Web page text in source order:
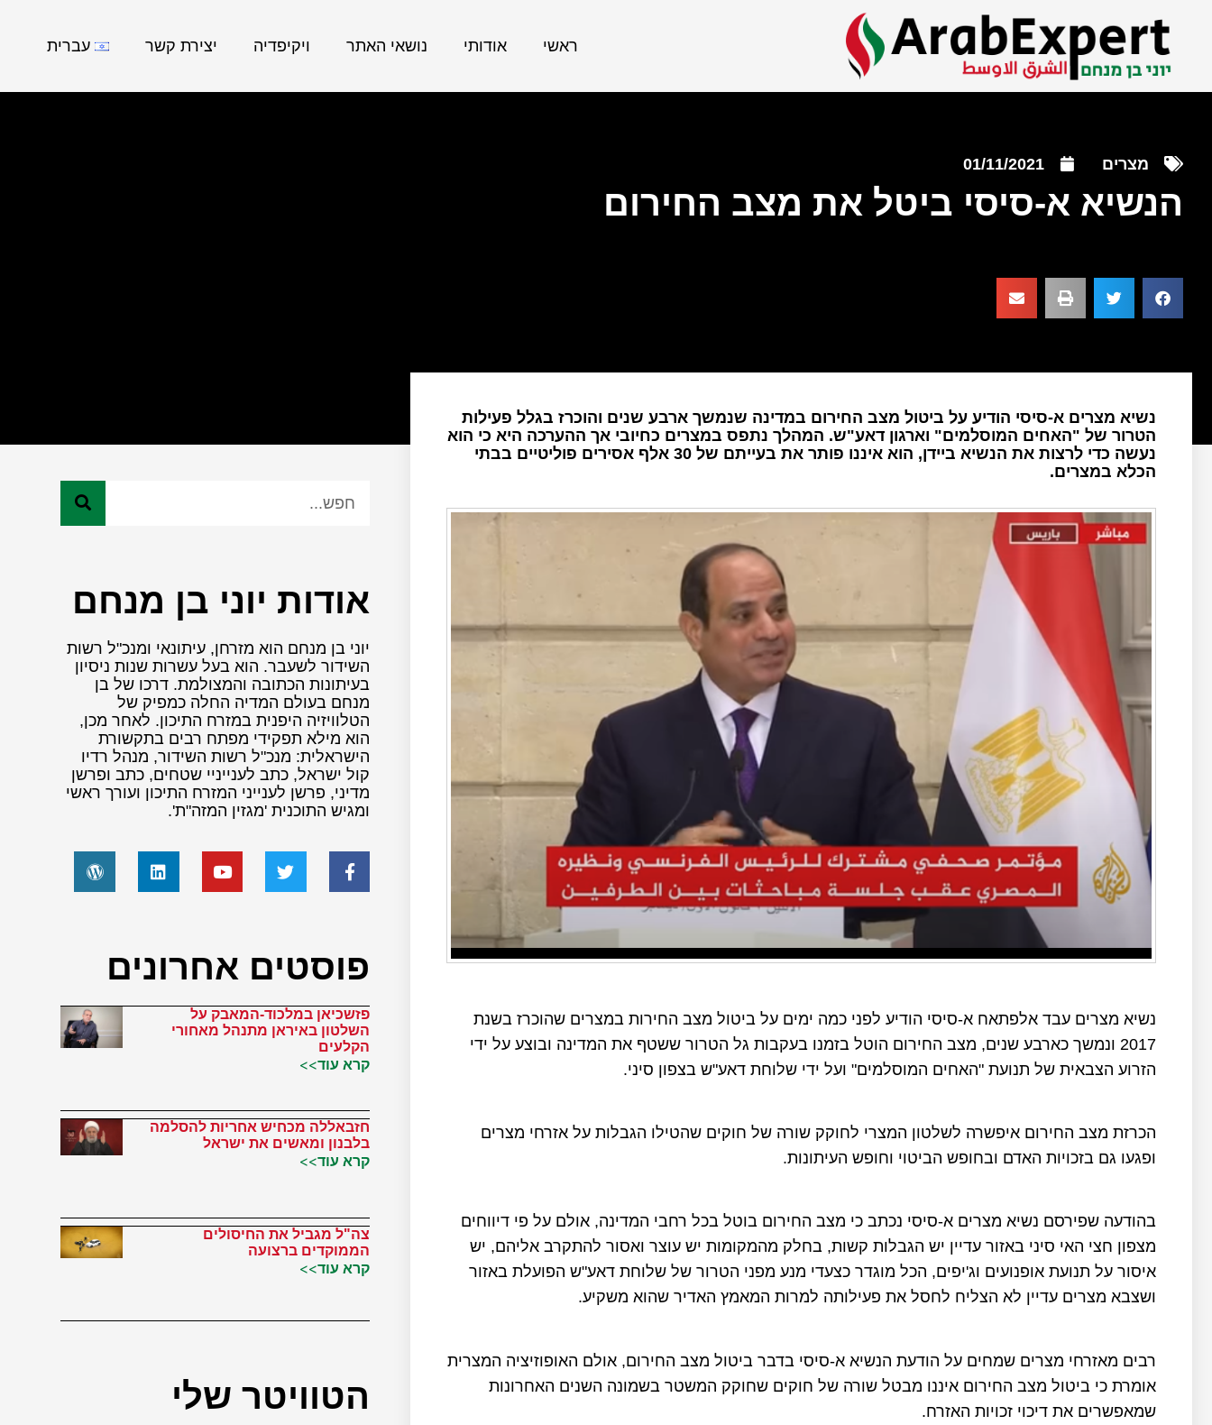
ראשי אודותי נושאי האתר ויקיפדיה יצירת קשר עברית
מצרים 01/11/2021
הנשיא א-סיסי ביטל את מצב החירום
נשיא מצרים א-סיסי הודיע על ביטול מצב החירום במדינה שנמשך ארבע שנים והוכרז בגלל פעילות
הטרור של "האחים המוסלמים" וארגון דאע"ש. המהלך נתפס במצרים כחיובי אך ההערכה היא כי הוא
נעשה כדי לרצות את הנשיא ביידן, הוא איננו פותר את בעייתם של 30 אלף אסירים פוליטיים בבתי
הכלא במצרים.
נשיא מצרים עבד אלפתאח א-סיסי הודיע לפני כמה ימים על ביטול מצב החירות במצרים שהוכרז בשנת
2017 ונמשך כארבע שנים, מצב החירום הוטל בזמנו בעקבות גל הטרור ששטף את המדינה ובוצע על ידי
הזרוע הצבאית של תנועת "האחים המוסלמים" ועל ידי שלוחת דאע"ש בצפון סיני.
הכרזת מצב החירום איפשרה לשלטון המצרי לחוקק שורה של חוקים שהטילו הגבלות על אזרחי מצרים
ופגעו גם בזכויות האדם ובחופש הביטוי וחופש העיתונות.
בהודעה שפירסם נשיא מצרים א-סיסי נכתב כי מצב החירום בוטל בכל רחבי המדינה, אולם על פי דיווחים
מצפון חצי האי סיני באזור עדיין יש הגבלות קשות, בחלק מהמקומות יש עוצר ואסור להתקרב אליהם, יש
איסור על תנועת אופנועים וג'יפים, הכל מוגדר כצעדי מנע מפני הטרור של שלוחת דאע"ש הפועלת באזור
ושצבא מצרים עדיין לא הצליח לחסל את פעילותה למרות המאמץ האדיר שהוא משקיע.
רבים מאזרחי מצרים שמחים על הודעת הנשיא א-סיסי בדבר ביטול מצב החירום, אולם האופוזיציה המצרית
אומרת כי ביטול מצב החירום איננו מבטל שורה של חוקים שחוקק המשטר בשמונה השנים האחרונות
שמאפשרים את דיכוי זכויות האזרח.
אודות יוני בן מנחם
יוני בן מנחם הוא מזרחן, עיתונאי ומנכ"ל רשות
השידור לשעבר. הוא בעל עשרות שנות ניסיון
בעיתונות הכתובה והמצולמת. דרכו של בן
מנחם בעולם המדיה החלה כמפיק של
הטלוויזיה היפנית במזרח התיכון. לאחר מכן,
הוא מילא תפקידי מפתח רבים בתקשורת
הישראלית: מנכ"ל רשות השידור, מנהל רדיו
קול ישראל, כתב לענייניי שטחים, כתב ופרשן
מדיני, פרשן לענייני המזרח התיכון ועורך ראשי
ומגיש התוכנית 'מגזין המזה"ת'.
פוסטים אחרונים
פזשכיאן במלכוד-המאבק על
השלטון באיראן מתנהל מאחורי
הקלעים
קרא עוד>>
חזבאללה מכחיש אחריות להסלמה
בלבנון ומאשים את ישראל
קרא עוד>>
צה"ל מגביל את החיסולים
הממוקדים ברצועה
קרא עוד>>
הטוויטר שלי